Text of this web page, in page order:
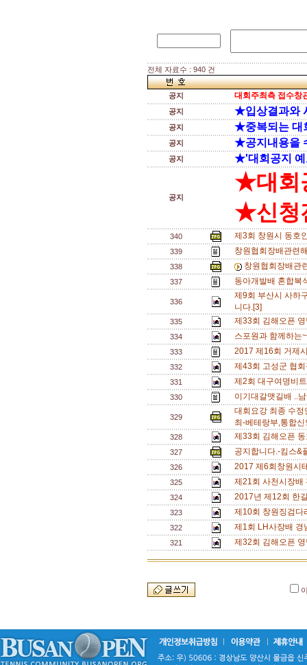
전체 자료수 : 940 건
공지 대회주최측 접수창
공지 ★입상결과와
공지 ★중복되는 대
공지 ★공지내용을
공지 ★'대회공지 예
공지
★대회
★신청
340 제3회 창원시 동호
339 창원협회장배관련
338 창원협회장배관
337 동아개발배 혼합
336
제9회 부산시 사하
니다.[3]
335 제33회 김해오픈
334 스포원과 함께하
333 2017 제16회 거제
332 제43회 고성군 협
331 제2회 대구여명비
330 이기대갈맷길배 ..
329
대회요강 최종 수
최-베테랑부,통합
328 제33회 김해오픈
327 공지합니다.-킴스&
326 2017 제6회창원시
325 제21회 사천시장
324 2017년 제12회 한
323 제10회 창원징검
322 제1회 LH사장배
321 제32회 김해오픈